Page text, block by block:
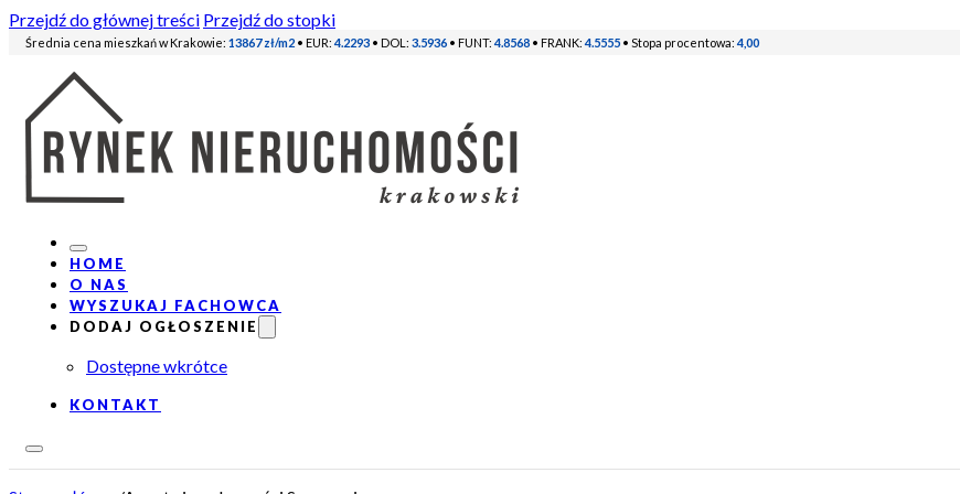
Przejdź do głównej treści Przejdź do stopki
Średnia cena mieszkań w Krakowie: 13867 zł/m2 • EUR: 4.2293 • DOL: 3.5936 • FUNT: 4.8568 • FRANK: 4.5555 • Stopa procentowa: 4,00
HOME
O NAS
WYSZUKAJ FACHOWCA
DODAJ OGŁOSZENIE
Dostępne wkrótce
KONTAKT